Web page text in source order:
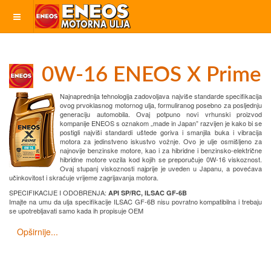
0W-16 ENEOS X Prime
Najnaprednija tehnologija zadovoljava najviše standarde specifikacija
ovog prvoklasnog motornog ulja, formuliranog posebno za posljednju
generaciju automobila. Ovaj potpuno novi vrhunski proizvod
kompanije ENEOS s oznakom „made in Japan” razvijen je kako bi se
postigli najviši standardi uštede goriva i smanjila buka i vibracija
motora za jedinstveno iskustvo vožnje. Ovo je ulje osmišljeno za
najnovije benzinske motore, kao i za hibridne i benzinsko-električne
hibridne motore vozila kod kojih se preporučuje 0W-16 viskoznost.
Ovaj stupanj viskoznosti najprije je uveden u Japanu, a povećava
učinkovitost i skraćuje vrijeme zagrijavanja motora.
SPECIFIKACIJE I ODOBRENJA: API SP/RC, ILSAC GF-6B
Imajte na umu da ulja specifikacije ILSAC GF-6B nisu povratno kompatibilna i trebaju
se upotrebljavati samo kada ih propisuje OEM
Opširnije...